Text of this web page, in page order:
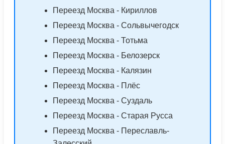
Переезд Москва - Кириллов
Переезд Москва - Сольвычегодск
Переезд Москва - Тотьма
Переезд Москва - Белозерск
Переезд Москва - Калязин
Переезд Москва - Плёс
Переезд Москва - Суздаль
Переезд Москва - Старая Русса
Переезд Москва - Переславль-